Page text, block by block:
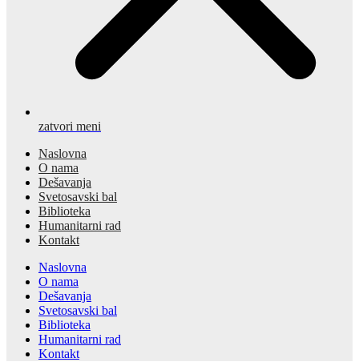
zatvori meni
Naslovna
O nama
Dešavanja
Svetosavski bal
Biblioteka
Humanitarni rad
Kontakt
Naslovna
O nama
Dešavanja
Svetosavski bal
Biblioteka
Humanitarni rad
Kontakt